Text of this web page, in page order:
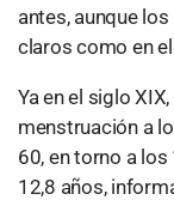
antes, aunque
claros como en
Ya en el siglo
menstruación a
60, en torno a
12,8 años,